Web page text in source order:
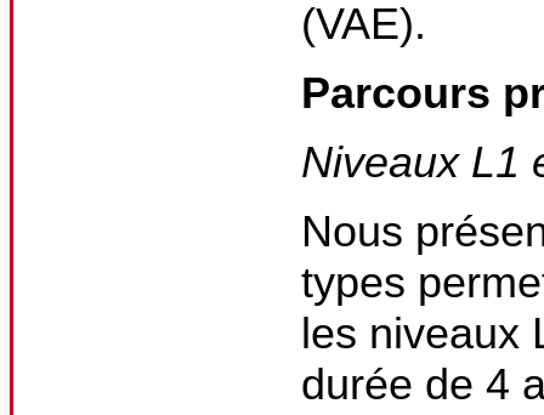
(VAE).
Parcours
Niveaux L1
Nous
types
les niveaux
durée de 4